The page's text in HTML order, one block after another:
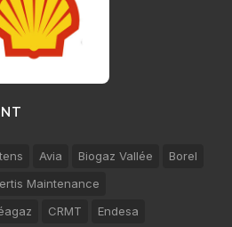
Avia Biogaz Vallée
Borel
Maintenance
CRMT
Endesa